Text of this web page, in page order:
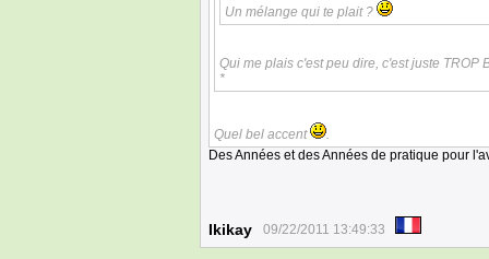
Un mélange qui te plait ?
Qui me plais c'est peu dire, c'est juste TROP
*
Quel bel accent
.
Des Années et des Années de pratique pour
Ikikay 09/22/2011 13:49:33